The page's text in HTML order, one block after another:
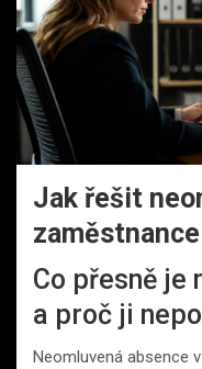
Jak řešit
zaměstnance
Co přesně je
a proč ji
Neomluvená absence